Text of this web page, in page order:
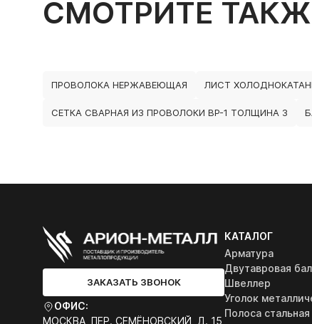
СМОТРИТЕ
ПРОВОЛОКА НЕРЖАВЕЮЩАЯ ЛИСТ
СЕТКА СВАРНАЯ ИЗ ПРОВОЛОКИ ВР-1 ТОЛЩИНА 3
ЗАКАЗАТЬ ЗВОНОК
ОФИС:
МОСКВА, ПЕР. СЕМЁНОВСКИЙ, Д. 15
КАТАЛОГ
Арматура
Двутавровая
Швеллер
Уголок
Полоса стальная